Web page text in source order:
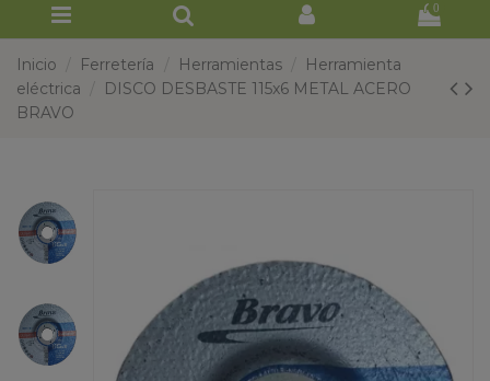
0
Inicio Ferretería Herramientas
Herramienta
eléctrica
DISCO DESBASTE 115x6 METAL ACERO
BRAVO